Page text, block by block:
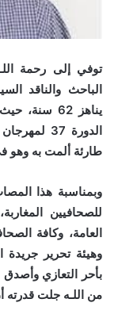
الباحث والناقد
يناهز 62
الدورة
طارئة ألمت به
وبمناسبة هذا
للصحافيين
العامة، وكافة
وهيئة تحرير جريدة
بأحر التعازي وأصدق
من اللـه جلت